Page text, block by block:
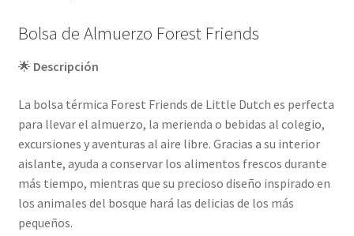
Bolsa de Almuerzo Forest Friends
🌟 Descripción
La bolsa térmica Forest Friends de Little Dutch es perfecta
para llevar el almuerzo, la merienda o bebidas al colegio,
excursiones y aventuras al aire libre. Gracias a su interior
aislante, ayuda a conservar los alimentos frescos durante
más tiempo, mientras que su precioso diseño inspirado en
los animales del bosque hará las delicias de los más
pequeños.